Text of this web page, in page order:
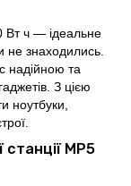
Вт ч — ідеальне
не знаходились.
надійною та
З цією
ноутбуки,
MP5